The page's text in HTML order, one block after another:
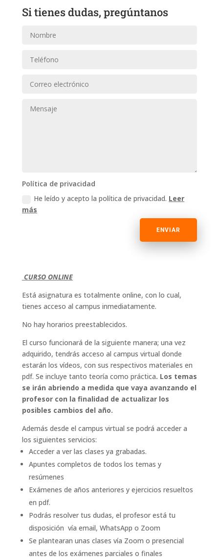
Si tienes dudas, pregúntanos
Política de privacidad
He leído y acepto la política de privacidad. Leer
más
ENVIAR
CURSO ONLINE
Está asignatura es totalmente online, con lo cual,
tienes acceso al campus inmediatamente.
No hay horarios preestablecidos.
El curso funcionará de la siguiente manera; una vez
adquirido, tendrás acceso al campus virtual donde
estarán los vídeos, con sus respectivos materiales en
pdf. Se incluye tanto teoría como práctica. Los temas
se irán abriendo a medida que vaya avanzando el
profesor con la finalidad de actualizar los
posibles cambios del año.
Además desde el campus virtual se podrá acceder a
los siguientes servicios:
Acceder a ver las clases ya grabadas.
Apuntes completos de todos los temas y
resúmenes
Exámenes de años anteriores y ejercicios resueltos
en pdf.
Podrás resolver tus dudas, el profesor está tu
disposición vía email, WhatsApp o Zoom
Se plantearan unas clases vía Zoom o presencial
antes de los exámenes parciales o finales